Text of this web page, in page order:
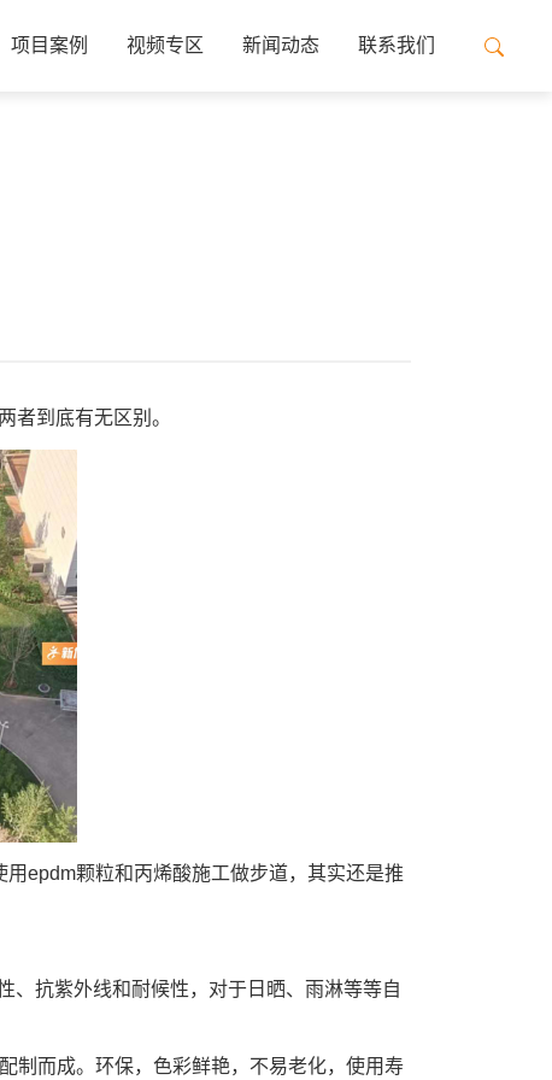
项目案例 视频专区 新闻动态 联系我们
者到底有无区别。
epdm颗粒和丙烯酸施工做步道，其实还是推
、抗紫外线和耐候性，对于日晒、雨淋等等自
制而成。环保，色彩鲜艳，不易老化，使用寿